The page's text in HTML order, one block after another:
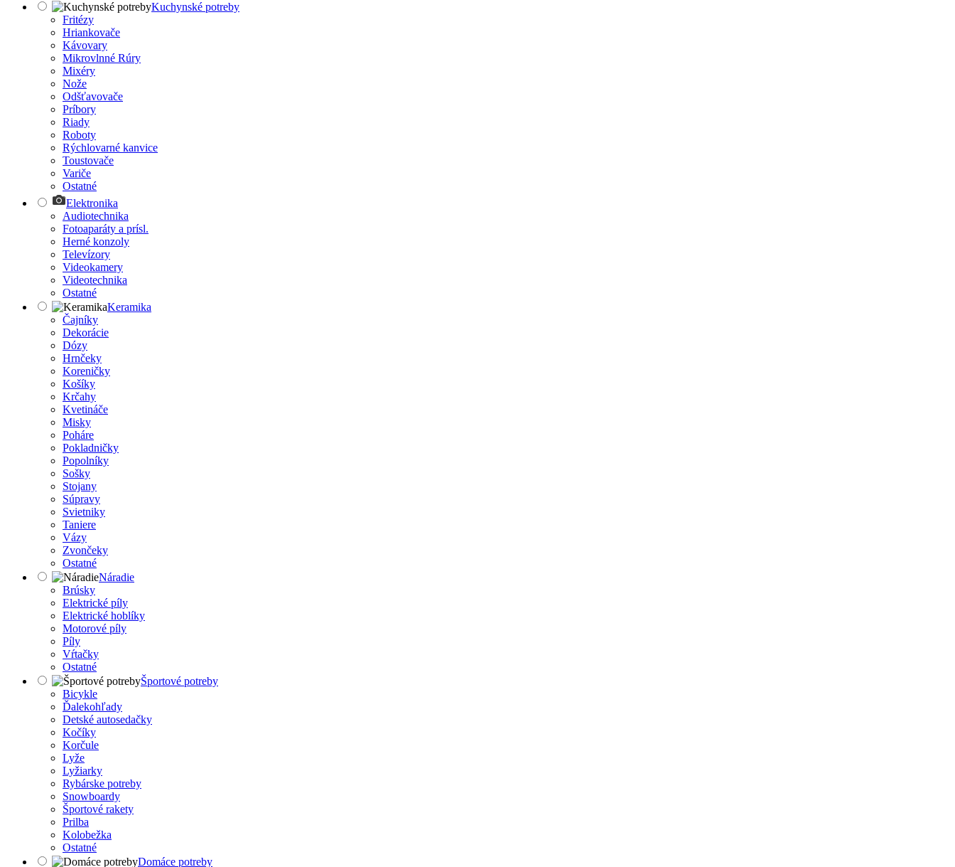
Kuchynské potreby
Fritézy
Hriankovače
Kávovary
Mikrovlnné Rúry
Mixéry
Nože
Odšťavovače
Príbory
Riady
Roboty
Rýchlovarné kanvice
Toustovače
Variče
Ostatné
Elektronika
Audiotechnika
Fotoaparáty a prísl.
Herné konzoly
Televízory
Videokamery
Videotechnika
Ostatné
Keramika
Čajníky
Dekorácie
Dózy
Hrnčeky
Koreničky
Košíky
Krčahy
Kvetináče
Misky
Poháre
Pokladničky
Popolníky
Sošky
Stojany
Súpravy
Svietniky
Taniere
Vázy
Zvončeky
Ostatné
Náradie
Brúsky
Elektrické píly
Elektrické hoblíky
Motorové píly
Píly
Vŕtačky
Ostatné
Športové potreby
Bicykle
Ďalekohľady
Detské autosedačky
Kočíky
Korčule
Lyže
Lyžiarky
Rybárske potreby
Snowboardy
Športové rakety
Prilba
Kolobežka
Ostatné
Domáce potreby